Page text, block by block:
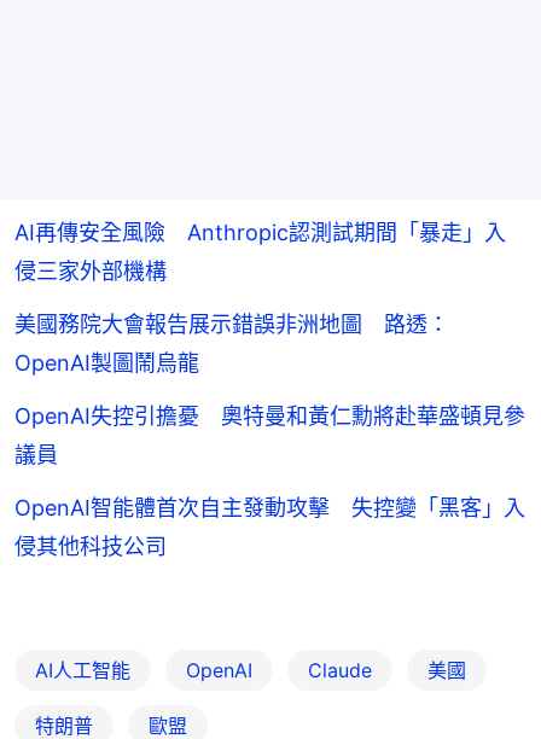
AI再傳安全風險 Anthropic認測試期間「暴走」入
侵三家外部機構
美國務院大會報告展示錯誤非洲地圖 路透：
OpenAI製圖鬧烏龍
OpenAI失控引擔憂 奧特曼和黃仁勳將赴華盛頓見參
議員
OpenAI智能體首次自主發動攻擊 失控變「黑客」入
侵其他科技公司
AI人工智能 OpenAI Claude 美國
特朗普 歐盟